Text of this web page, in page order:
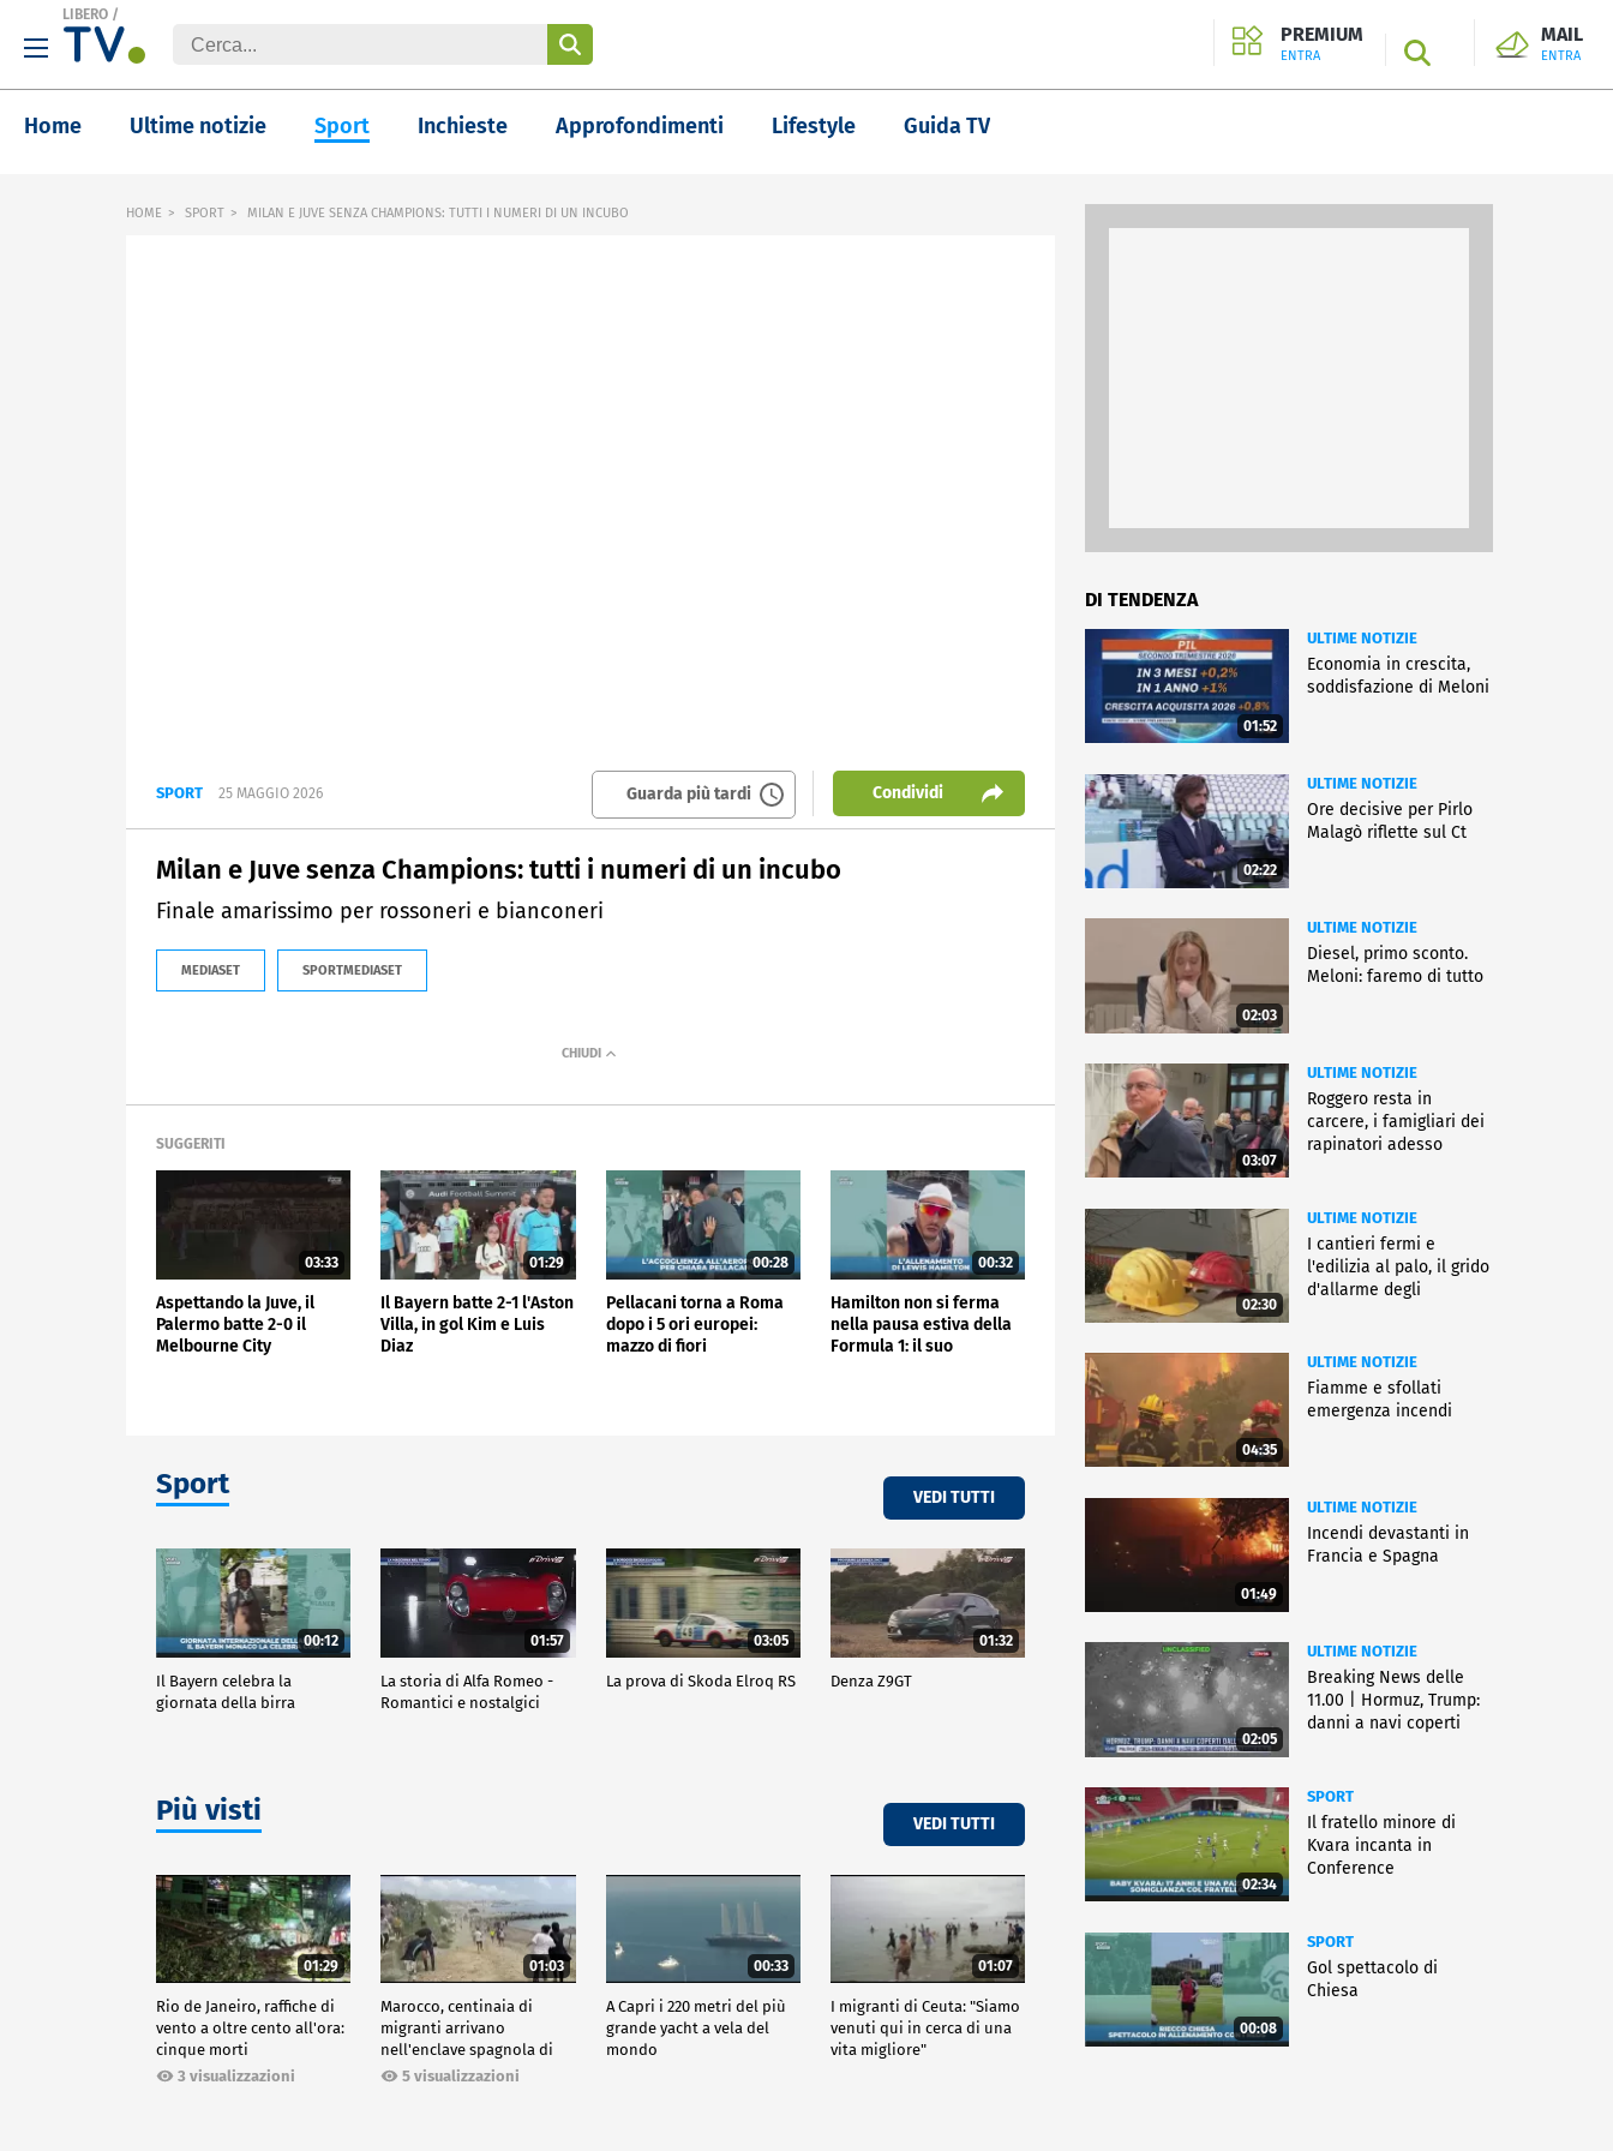
LIBERO /
PREMIUM
ENTRA SEARCH
MAIL
ENTRA
Home Ultime notizie Sport Inchieste Approfondimenti Lifestyle Guida TV
HOME SPORT MILAN E JUVE SENZA CHAMPIONS: TUTTI I NUMERI DI UN INCUBO
SPORT 25 MAGGIO 2026 Guarda più tardi Condividi
Milan e Juve senza Champions: tutti i numeri di un incubo
Finale amarissimo per rossoneri e bianconeri
MEDIASET SPORTMEDIASET
SUGGERITI
03:33
Aspettando la Juve, il
Palermo batte 2-0 il
Melbourne City
01:29
Il Bayern batte 2-1 l'Aston
Villa, in gol Kim e Luis
Diaz
00:28
Pellacani torna a Roma
dopo i 5 ori europei:
mazzo di fiori
00:32
Hamilton non si ferma
nella pausa estiva della
Formula 1: il suo
Sport VEDI TUTTI
00:12
Il Bayern celebra la
giornata della birra
01:57
La storia di Alfa Romeo -
Romantici e nostalgici
03:05
La prova di Skoda Elroq RS
01:32
Denza Z9GT
Più visti VEDI TUTTI
01:29
Rio de Janeiro, raffiche di
vento a oltre cento all'ora:
cinque morti
3 visualizzazioni
01:03
Marocco, centinaia di
migranti arrivano
nell'enclave spagnola di
Ceuta5 visualizzazioni
00:33
A Capri i 220 metri del più
grande yacht a vela del
mondo
01:07
I migranti di Ceuta: "Siamo
venuti qui in cerca di una
vita migliore"
DI TENDENZA
01:52
ULTIME NOTIZIE
Economia in crescita,
soddisfazione di Meloni
02:22
ULTIME NOTIZIE
Ore decisive per Pirlo
Malagò riflette sul Ct
02:03
ULTIME NOTIZIE
Diesel, primo sconto.
Meloni: faremo di tutto
03:07
ULTIME NOTIZIE
Roggero resta in
carcere, i famigliari dei
rapinatori adesso
02:30
ULTIME NOTIZIE
I cantieri fermi e
l'edilizia al palo, il grido
d'allarme degli
04:35
ULTIME NOTIZIE
Fiamme e sfollati
emergenza incendi
01:49
ULTIME NOTIZIE
Incendi devastanti in
Francia e Spagna
02:05
ULTIME NOTIZIE
Breaking News delle
11.00 | Hormuz, Trump:
danni a navi coperti
02:34
SPORT
Il fratello minore di
Kvara incanta in
Conference
00:08
SPORT
Gol spettacolo di
Chiesa